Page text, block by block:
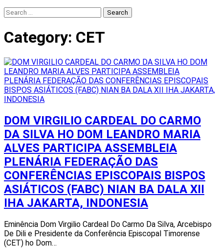
Search
for:
Category: CET
DOM VIRGILIO CARDEAL DO CARMO
DA SILVA HO DOM LEANDRO MARIA
ALVES PARTICIPA ASSEMBLEIA
PLENÁRIA FEDERAÇÃO DAS
CONFERÊNCIAS EPISCOPAIS BISPOS
ASIÁTICOS (FABC) NIAN BA DALA XII
IHA JAKARTA, INDONESIA
Eminência Dom Virgilio Cardeal Do Carmo Da Silva, Arcebispo
De Dili e Presidente da Conferência Episcopal Timorense
(CET) ho Dom…